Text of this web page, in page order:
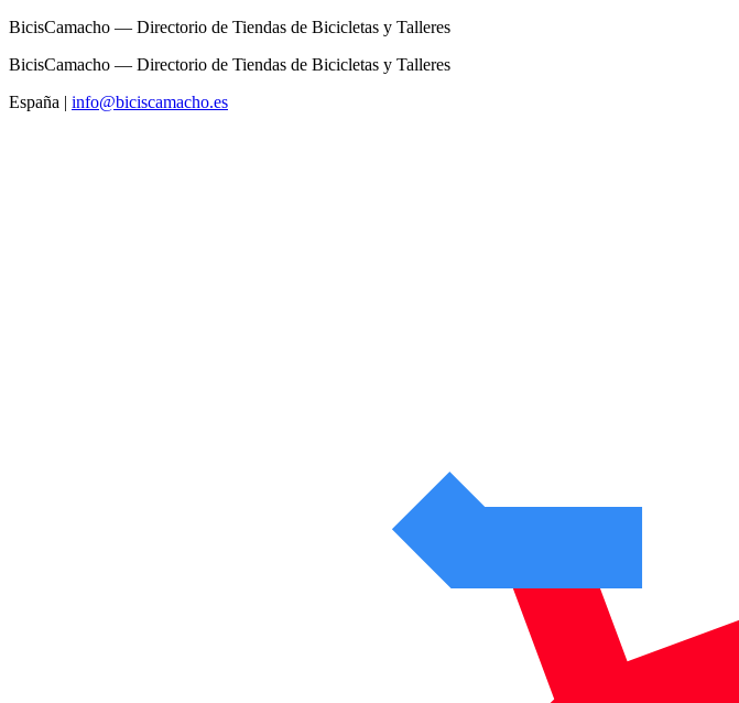
BicisCamacho — Directorio de Tiendas de Bicicletas y Talleres
BicisCamacho — Directorio de Tiendas de Bicicletas y Talleres
España | info@biciscamacho.es